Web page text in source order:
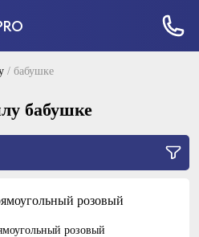
/ бабушке
бабушке
розовый